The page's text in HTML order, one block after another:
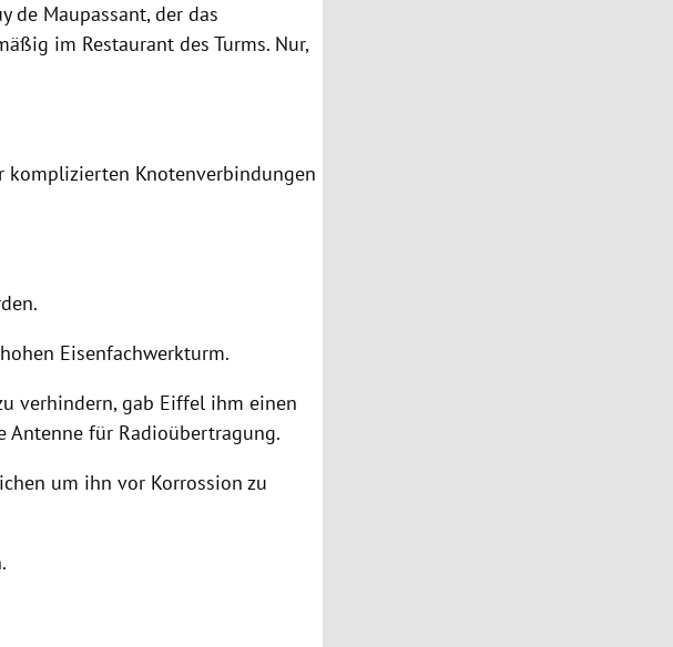
de Maupassant, der das
im Restaurant des Turms. Nur,
Knotenverbindungen
Eisenfachwerkturm.
verhindern, gab Eiffel ihm einen
Antenne für Radioübertragung.
um ihn vor Korrossion zu